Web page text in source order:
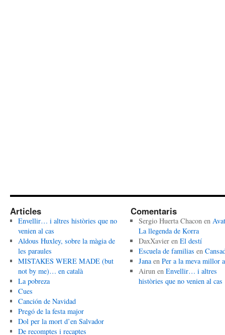
Articles
Envellir… i altres històries que no
venien al cas
Aldous Huxley, sobre la màgia de
les paraules
MISTAKES WERE MADE (but
not by me)… en català
La pobreza
Cues
Canción de Navidad
Pregó de la festa major
Dol per la mort d’en Salvador
De recomptes i recaptes
Comentaris
Sergio Huerta Chaconen
La llegenda de Korra
DaxXavieren El destí
Escuela de familias en
Janaen Per a la meva millor
Airunen Envellir… i altres
històries que no venien al cas